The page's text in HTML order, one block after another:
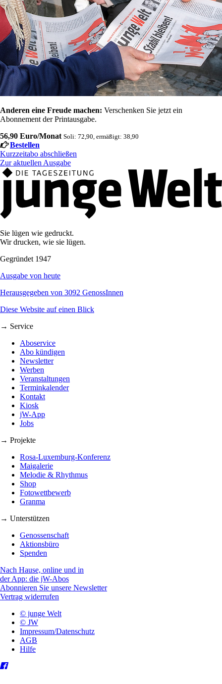
Anderen eine Freude machen: Verschenken Sie jetzt ein
Abonnement der Printausgabe.
56,90 Euro/Monat Soli: 72,90, ermäßigt: 38,90
Bestellen
Kurzzeitabo abschließen
Zur aktuellen Ausgabe
Sie lügen wie gedruckt.
Wir drucken, wie sie lügen.
Gegründet 1947
Ausgabe von heute
Herausgegeben von 3092 GenossInnen
Diese Website auf einen Blick
→ Service
Aboservice
Abo kündigen
Newsletter
Werben
Veranstaltungen
Terminkalender
Kontakt
Kiosk
jW-App
Jobs
→ Projekte
Rosa-Luxemburg-Konferenz
Maigalerie
Melodie & Rhythmus
Shop
Fotowettbewerb
Granma
→ Unterstützen
Genossenschaft
Aktionsbüro
Spenden
Nach Hause, online und in
der App: die jW-Abos
Abonnieren Sie unsere Newsletter
Vertrag widerrufen
© junge Welt
© JW
Impressum/Datenschutz
AGB
Hilfe